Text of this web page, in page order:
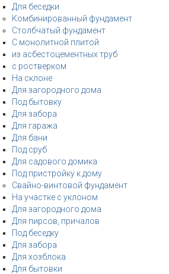
Для беседки
Комбинированный фундамент
Столбчатый фундамент
С монолитной плитой
из асбестоцементных труб
с ростверком
На склоне
Для загородного дома
Под бытовку
Для забора
Для гаража
Для бани
Под сруб
Для садового домика
Под пристройку к дому
Свайно-винтовой фундамент
На участке с уклоном
Для загородного дома
Для пирсов, причалов
Под беседку
Для забора
Для хозблока
Для бытовки